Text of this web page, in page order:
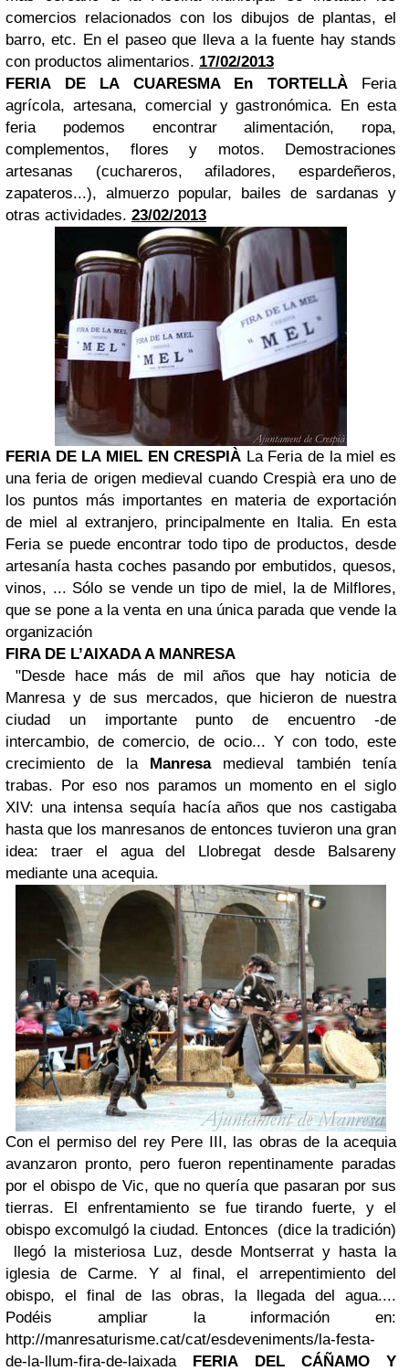
comercios relacionados con los dibujos de plantas, el
barro, etc. En el paseo que lleva a la fuente hay stands
con productos alimentarios. 17/02/2013
FERIA DE LA CUARESMA En TORTELLÀ
Feria
agrícola, artesana, comercial y gastronómica. En esta
feria podemos encontrar alimentación, ropa,
complementos, flores y motos. Demostraciones
artesanas (cuchareros, afiladores, espardeñeros,
zapateros...), almuerzo popular, bailes de sardanas y
otras actividades. 23/02/2013
FERIA DE LA MIEL EN CRESPIÀ La Feria de la miel es
una feria de origen medieval cuando Crespià era uno de
los puntos más importantes en materia de exportación
de miel al extranjero, principalmente en Italia. En esta
Feria se puede encontrar todo tipo de productos, desde
artesanía hasta coches pasando por embutidos, quesos,
vinos, ... Sólo se vende un tipo de miel, la de Milflores,
que se pone a la venta en una única parada que vende la
organización
FIRA DE L’AIXADA A MANRESA
"Desde hace más de mil años que hay noticia de
Manresa y de sus mercados, que hicieron de nuestra
ciudad un importante punto de encuentro -de
intercambio, de comercio, de ocio... Y con todo, este
crecimiento de la Manresamedieval también tenía
trabas. Por eso nos paramos un momento en el siglo
XIV: una intensa sequía hacía años que nos castigaba
hasta que los manresanos de entonces tuvieron una gran
idea: traer el agua del Llobregat desde Balsareny
mediante una acequia.
Con el permiso del rey Pere III, las obras de la acequia
avanzaron pronto, pero fueron repentinamente paradas
por el obispo de Vic, que no quería que pasaran por sus
tierras. El enfrentamiento se fue tirando fuerte, y el
obispo excomulgó la ciudad. Entonces (dice la tradición)
llegó la misteriosa Luz, desde Montserrat y hasta la
iglesia de Carme. Y al final, el arrepentimiento del
obispo, el final de las obras, la llegada del agua....
Podéis ampliar la información en:
http://manresaturisme.cat/cat/esdeveniments/la-festa-
de-la-llum-fira-de-laixada
FERIA DEL CÁÑAMO Y